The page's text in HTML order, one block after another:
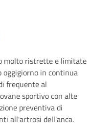
molto ristrette e limitate
oggigiorno in continua
frequente al
sportivo con alte
preventiva di
all'artrosi dell'anca.